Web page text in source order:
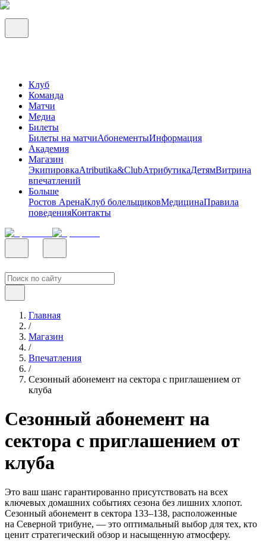
Клуб
Команда
Матчи
Медиа
Билеты
Билеты на матчиАбонементыИнформация
Академия
Магазин
ЭкипировкаAtributika&ClubАтрибутикаДетямВитрина
впечатлений
Больше
Ростов АренаКлуб болельщиковМедицинаПравила
поведенияКонтакты
Главная
/
Магазин
/
Впечатления
/
Сезонный абонемент на сектора с приглашением от
клуба
Сезонный абонемент на
сектора с приглашением от
клуба
Это ваш шанс гарантированно присутствовать на всех
ключевых домашних событиях сезона без лишних хлопот.
Сезонный абонемент в сектора 133–138, расположенные
на Северной трибуне, — это оптимальный выбор для тех, кто
ценит стратегический обзор и насыщенную атмосферу.